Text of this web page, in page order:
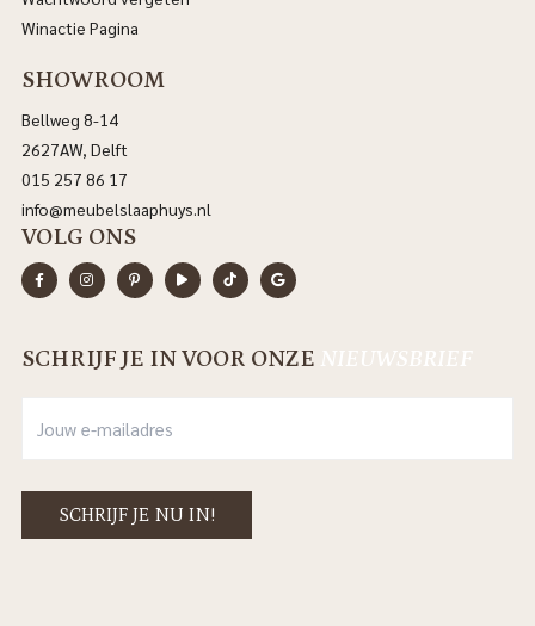
Winactie Pagina
SHOWROOM
Bellweg 8-14
2627AW, Delft
015 257 86 17
info@meubelslaaphuys.nl
VOLG ONS
SCHRIJF JE IN VOOR ONZE NIEUWSBRIEF